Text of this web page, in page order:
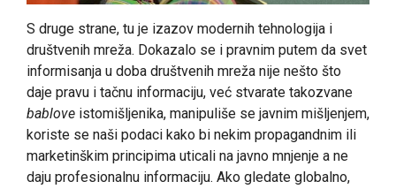
S druge strane, tu je izazov modernih tehnologija i
društvenih mreža. Dokazalo se i pravnim putem da svet
informisanja u doba društvenih mreža nije nešto što
daje pravu i tačnu informaciju, već stvarate takozvane
bablove istomišljenika, manipuliše se javnim mišljenjem,
koriste se naši podaci kako bi nekim propagandnim ili
marketinškim principima uticali na javno mnjenje a ne
daju profesionalnu informaciju. Ako gledate globalno,